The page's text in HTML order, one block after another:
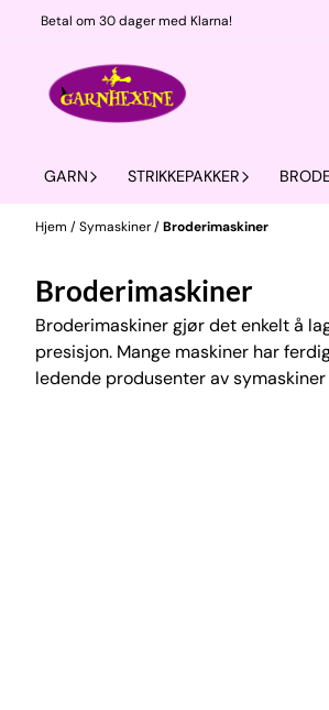
Hopp til innhold
Betal om 30 dager med Klarna!
GARN STRIKKEPAKKER
Hjem /Symaskiner/Broderimaskiner
Broderimaskiner
Broderimaskiner gjør det enkelt å
presisjon. Mange maskiner har
ledende produsenter av